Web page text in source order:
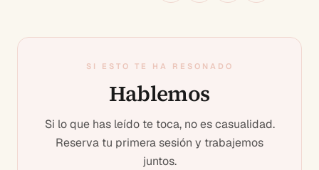
SI ESTO TE HA RESONADO
Hablemos
Si lo que has leído te toca, no es casualidad.
Reserva tu primera sesión y trabajemos
juntos.